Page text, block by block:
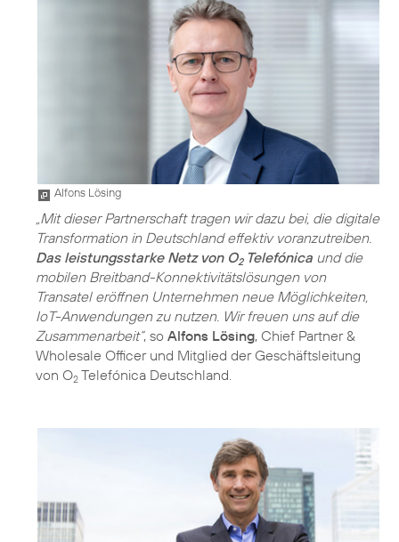
Alfons Lösing
„Mit dieser Partnerschaft tragen wir dazu bei, die digitale
Transformation in Deutschland effektiv voranzutreiben.
Das leistungsstarke Netz von O2Telefónica und die
mobilen Breitband-Konnektivitätslösungen von
Transatel eröffnen Unternehmen neue Möglichkeiten,
IoT-Anwendungen zu nutzen. Wir freuen uns auf die
Zusammenarbeit“, so Alfons Lösing, Chief Partner &
Wholesale Officer und Mitglied der Geschäftsleitung
von O2 Telefónica Deutschland.